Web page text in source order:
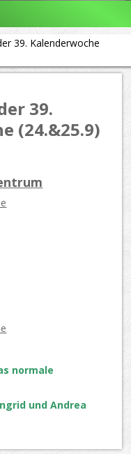
39. Kalenderwoche
39.
(24.&25.9)
normale
und Andrea